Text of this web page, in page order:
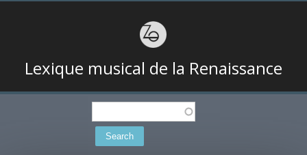
Lexique musical de la Renaissance
Search